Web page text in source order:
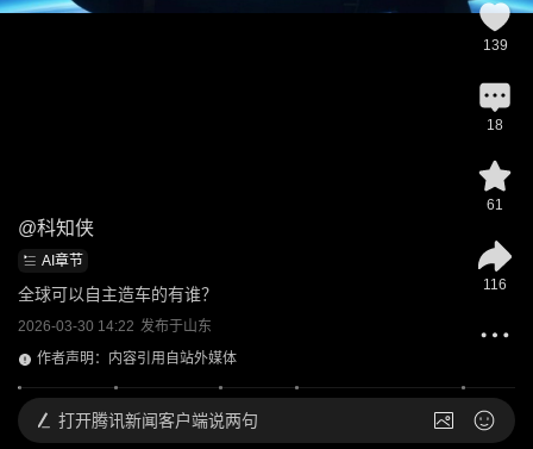
@科知侠
AI章节
全球可以自主造车的有谁？
2026-03-30 14:22 发布于山东
作者声明：内容引用自站外媒体
139
18
61
116
打开腾讯新闻客户端说两句